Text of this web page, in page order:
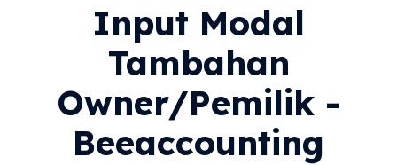
Input Modal
Tambahan
Owner/Pemilik -
Beeaccounting